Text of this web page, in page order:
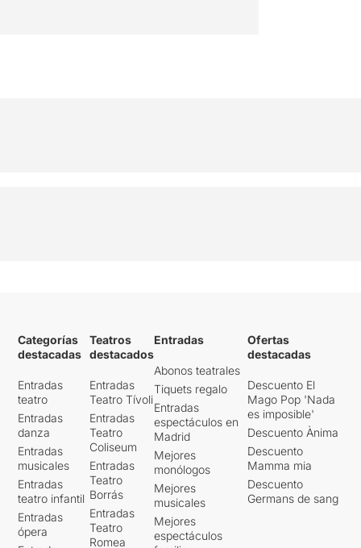
Categorías
destacadas
Entradas
teatro
Entradas
danza
Entradas
musicales
Entradas
teatro infantil
Entradas
ópera
Teatros
destacados
Entradas
Teatro Tívoli
Entradas
Teatro
Coliseum
Entradas
Teatro
Borrás
Entradas
Teatro
Romea
Entradas
Abonos teatrales
Tiquets regalo
Entradas
espectáculos en
Madrid
Mejores
monólogos
Mejores
musicales
Mejores
espectáculos
Ofertas
destacadas
Descuento El
Mago Pop 'Nada
es imposible'
Descuento Ànima
Descuento
Mamma mia
Descuento
Germans de sang